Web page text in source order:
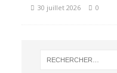
30 juillet 2026 0